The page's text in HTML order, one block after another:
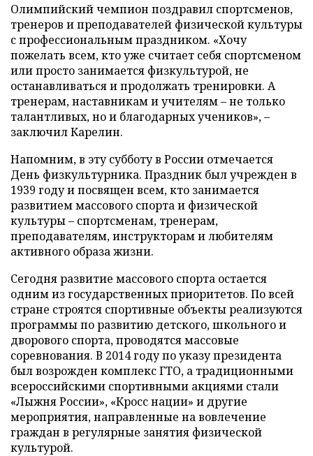
Олимпийский чемпион поздравил спортсменов,
тренеров и преподавателей физической культуры
с профессиональным праздником. «Хочу
пожелать всем, кто уже считает себя спортсменом
или просто занимается физкультурой, не
останавливаться и продолжать тренировки. А
тренерам, наставникам и учителям – не только
талантливых, но и благодарных учеников», –
заключил Карелин.
Напомним, в эту субботу в России отмечается
День физкультурника. Праздник был учрежден в
1939 году и посвящен всем, кто занимается
развитием массового спорта и физической
культуры – спортсменам, тренерам,
преподавателям, инструкторам и любителям
активного образа жизни.
Сегодня развитие массового спорта остается
одним из государственных приоритетов. По всей
стране строятся спортивные объекты реализуются
программы по развитию детского, школьного и
дворового спорта, проводятся массовые
соревнования. В 2014 году по указу президента
был возрожден комплекс ГТО, а традиционными
всероссийскими спортивными акциями стали
«Лыжня России», «Кросс нации» и другие
мероприятия, направленные на вовлечение
граждан в регулярные занятия физической
культурой.